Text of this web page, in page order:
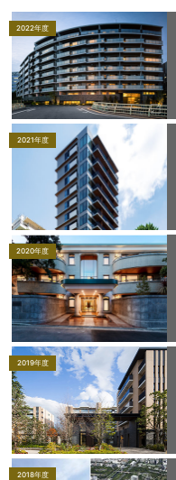
2022年度
2021年度
2020年度
2019年度
2018年度